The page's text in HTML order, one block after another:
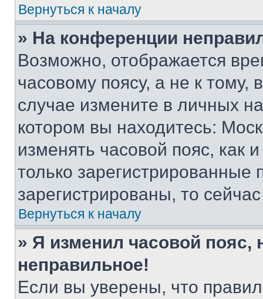
Вернуться к началу
» На конференции
Возможно, отображается
часовому поясу, а не к тому,
случае измените в личных
котором вы находитесь:
изменять часовой пояс, как
только
зарегистрированы, то
Вернуться к началу
» Я изменил часовой пояс,
неправильное!
Если вы уверены, что